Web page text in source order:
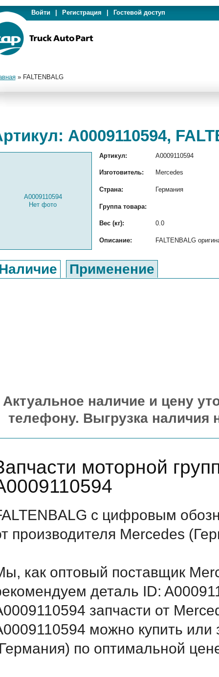
Войти Регистрация Гостевой доступ
» FALTENBALG
A0009110594,
A0009110594
Нет фото
Артикул: A0009110594
Изготовитель: Mercedes
Страна: Германия
Группа товара:
Вес (кг): 0.0
Описание: FALTENBALG
Применение
Актуальное наличие и цену
телефону. Выгрузка наличия
моторной
с цифровым
производителя Mercedes
как оптовый поставщик
деталь ID:
запчасти от
можно купить или
по оптимальной